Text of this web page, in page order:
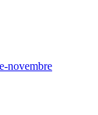
novembre